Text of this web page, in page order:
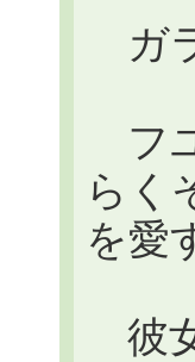
ガ
フ
らく
を愛
彼